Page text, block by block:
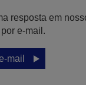
resposta em
e-mail.
mail